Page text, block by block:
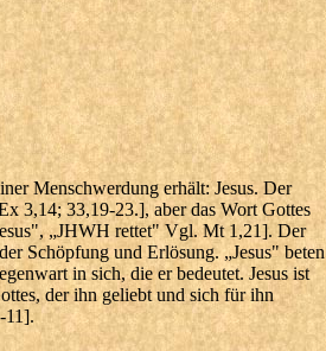
Menschwerdung erhält: Jesus. Der
3,14; 33,19-23.], aber das Wort Gottes
„JHWH rettet" Vgl. Mt 1,21]. Der
Schöpfung und Erlösung. „Jesus" beten
in sich, die er bedeutet. Jesus ist
der ihn geliebt und sich für ihn
11].